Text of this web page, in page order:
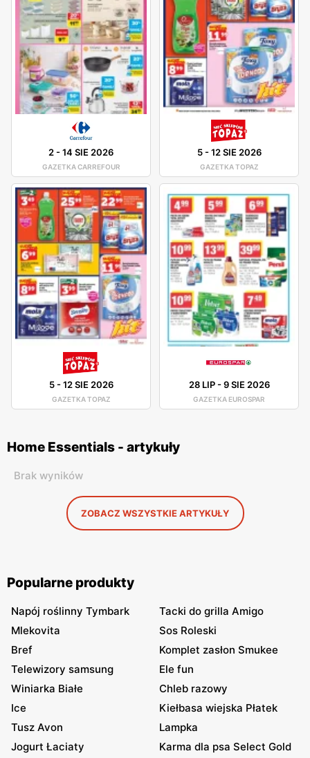
2-14 SIE 2026
GAZETKA CARREFOUR
5-12 SIE 2026
GAZETKA TOPAZ
5-12 SIE 2026
GAZETKA TOPAZ
28 LIP-9 SIE 2026
GAZETKA EUROSPAR
Home Essentials - artykuły
Brak wyników
ZOBACZ WSZYSTKIE ARTYKUŁY
Popularne produkty
Napój roślinny Tymbark
Tacki do grilla Amigo
Mlekovita
Sos Roleski
Bref
Komplet zasłon Smukee
Telewizory samsung
Ele fun
Winiarka Białe
Chleb razowy
Ice
Kiełbasa wiejska Płatek
Tusz Avon
Lampka
Jogurt Łaciaty
Karma dla psa Select Gold